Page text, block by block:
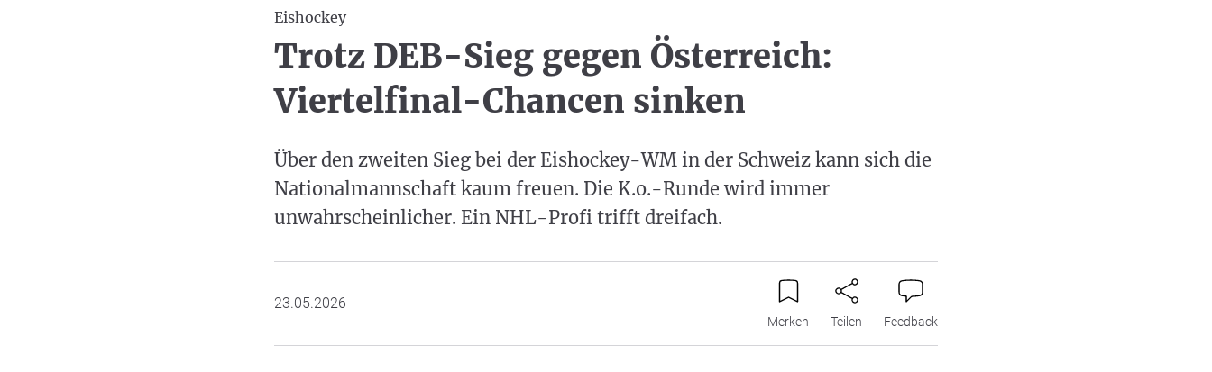
Eishockey
Trotz DEB-Sieg gegen Österreich:
Viertelfinal-Chancen sinken
Über den zweiten Sieg bei der Eishockey-WM in der Schweiz kann sich die
Nationalmannschaft kaum freuen. Die K.o.-Runde wird immer
unwahrscheinlicher. Ein NHL-Profi trifft dreifach.
23.05.2026
Merken Teilen Feedback